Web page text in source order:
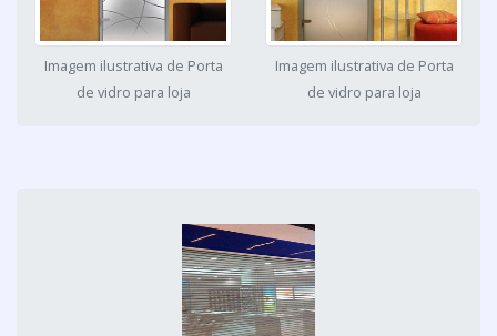
Imagem ilustrativa de Porta
de vidro para loja
Imagem ilustrativa de Porta
de vidro para loja